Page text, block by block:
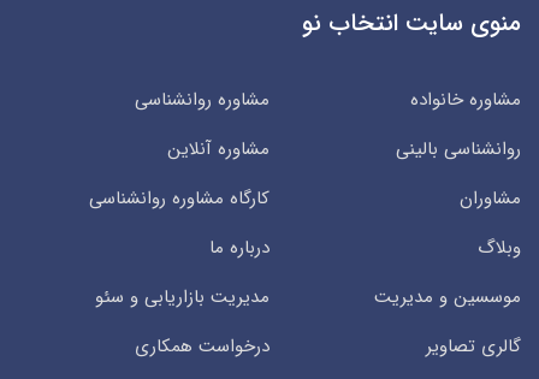
منوی سایت انتخاب نو
مشاوره خانواده
مشاوره روانشناسی
روانشناسی بالینی
مشاوره آنلاین
مشاوران
کارگاه مشاوره روانشناسی
وبلاگ
درباره ما
موسسین و مدیریت
مدیریت بازاریابی و سئو
گالری تصاویر
درخواست همکاری